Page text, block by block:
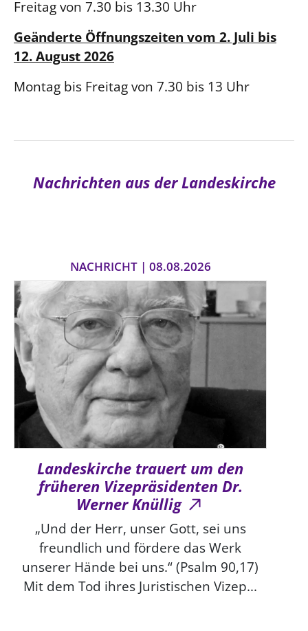
Freitag von 7.30 bis 13.30 Uhr
Geänderte Öffnungszeiten vom 2. Juli bis
12. August 2026
Montag bis Freitag von 7.30 bis 13 Uhr
Nachrichten aus der Landeskirche
NACHRICHT | 08.08.2026
Landeskirche trauert um den
früheren Vizepräsidenten Dr.
Werner Knüllig
„Und der Herr, unser Gott, sei uns
freundlich und fördere das Werk
unserer Hände bei uns.“ (Psalm 90,17)
Mit dem Tod ihres Juristischen Vizep...